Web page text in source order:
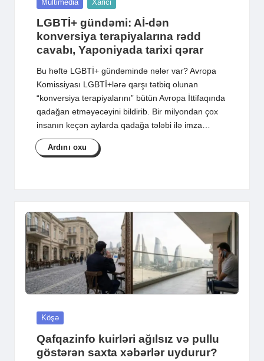
Multimedia Xarici
LGBTİ+ gündəmi: Aİ-dən
konversiya terapiyalarına rədd
cavabı, Yaponiyada tarixi qərar
Bu həftə LGBTİ+ gündəmində nələr var? Avropa
Komissiyası LGBTİ+lərə qarşı tətbiq olunan
“konversiya terapiyalarını” bütün Avropa İttifaqında
qadağan etməyəcəyini bildirib. Bir milyondan çox
insanın keçən aylarda qadağa tələbi ilə imza…
Ardını oxu
Posted
Köşə
Qafqazinfo kuirləri ağılsız və pullu
göstərən saxta xəbərlər uydurur?